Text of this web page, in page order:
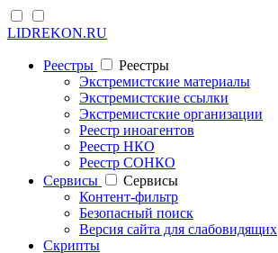
LIDREKON.RU
Реестры
Реестры
Экстремистские материалы
Экстремистские ссылки
Экстремистские организации
Реестр иноагентов
Реестр НКО
Реестр СОНКО
Cервисы
Cервисы
Контент-фильтр
Безопасный поиск
Версия сайта для слабовидящих
Скрипты